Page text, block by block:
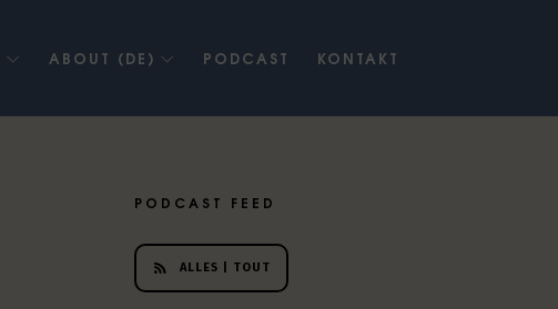
ABOUT (DE) PODCAST KONTAKT
PODCAST FEED
ALLES | TOUT